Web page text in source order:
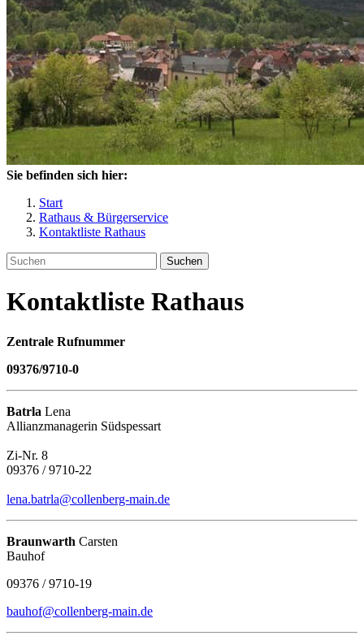
Sie befinden sich hier:
Start
Rathaus & Bürgerservice
Kontaktliste Rathaus
Suchen
Kontaktliste Rathaus
Zentrale Rufnummer
09376/9710-0
Batrla Lena
Allianzmanagerin Südspessart
Zi-Nr. 8
09376 / 9710-22
lena.batrla@collenberg-main.de
Braunwarth Carsten
Bauhof
09376 / 9710-19
bauhof@collenberg-main.de